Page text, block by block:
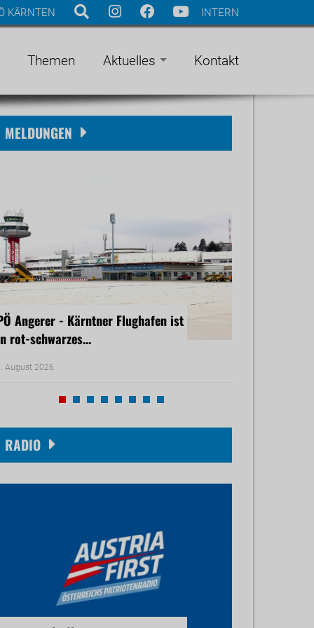
INTERN
KÄRNTEN
Themen Aktuelles Kontakt
MELDUNGEN
Angerer - Kärntner Flughafen ist
rot-schwarzes...
August 2026
rasches
RADIO